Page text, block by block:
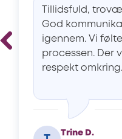
Tillidsfuld,
God
igennem. Vi
processen. Der
respekt
Trine D.